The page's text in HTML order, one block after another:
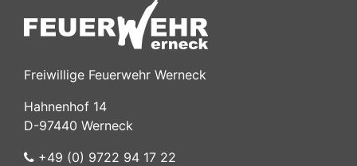
Freiwillige Feuerwehr Werneck
Hahnenhof 14
D-97440 Werneck
+49 (0) 9722 94 17 22